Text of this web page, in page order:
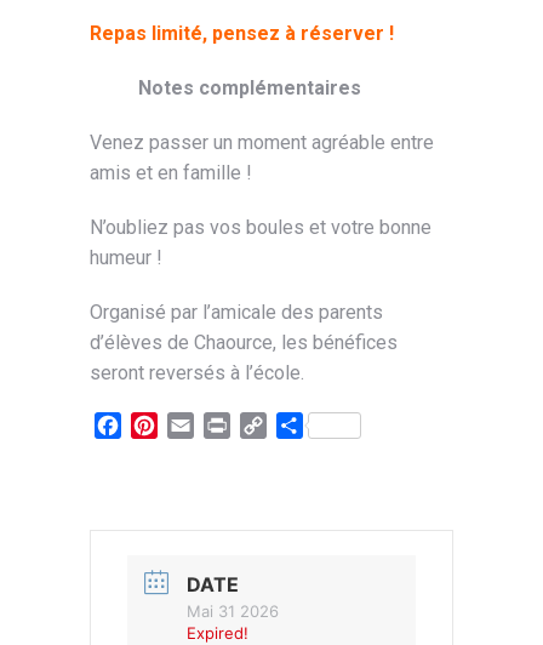
Repas limité, pensez à réserver !
Notes complémentaires
Venez passer un moment agréable entre
amis et en famille !
N’oubliez pas vos boules et votre bonne
humeur !
Organisé par l’amicale des parents
d’élèves de Chaource, les bénéfices
seront reversés à l’école.
Facebook
Pinterest
Email Print
CopyPartager
DATE
Mai 31 2026
Expired!